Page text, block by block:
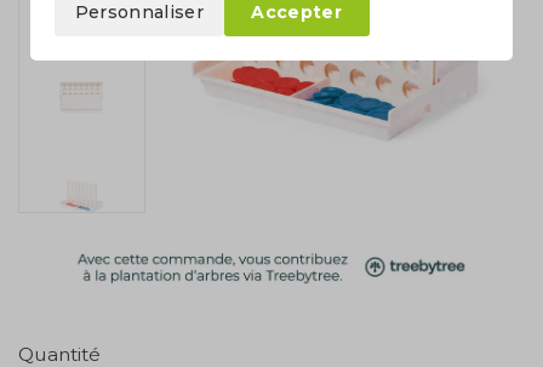
Quantité
Personnaliser Accepter